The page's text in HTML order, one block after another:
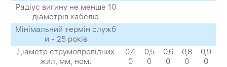
Радіус вигину не менше 10
діаметрів кабелю
Мінімальний термін служб
и - 25 років
Діаметр струмопровідних
жил, мм, ном.
0,4
0
0,5
0
0,6
0
0,8
0
0,9
0